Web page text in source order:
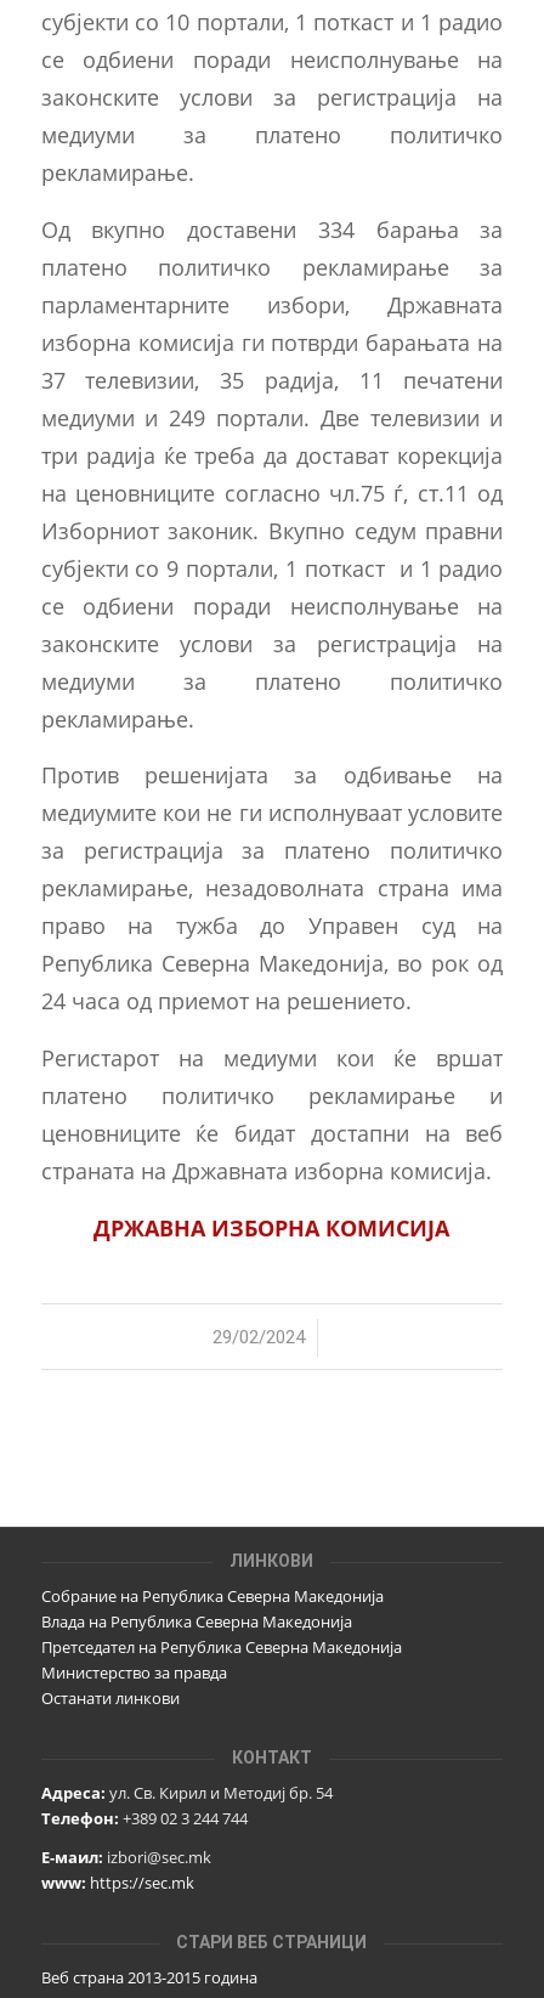
субјекти со 10 портали, 1 поткаст и 1 радио
се одбиени поради неисполнување на
законските услови за регистрација на
медиуми за платено политичко
рекламирање.
Од вкупно доставени 334 барања за
платено политичко рекламирање за
парламентарните избори, Државната
изборна комисија ги потврди барањата на
37 телевизии, 35 радија, 11 печатени
медиуми и 249 портали. Две телевизии и
три радија ќе треба да достават корекција
на ценовниците согласно чл.75 ѓ, ст.11 од
Изборниот законик. Вкупно седум правни
субјекти со 9 портали, 1 поткаст и 1 радио
се одбиени поради неисполнување на
законските услови за регистрација на
медиуми за платено политичко
рекламирање.
Против решенијата за одбивање на
медиумите кои не ги исполнуваат условите
за регистрација за платено политичко
рекламирање, незадоволната страна има
право на тужба до Управен суд на
Република Северна Македонија, во рок од
24 часа од приемот на решението.
Регистарот на медиуми кои ќе вршат
платено политичко рекламирање и
ценовниците ќе бидат достапни на веб
страната на Државната изборна комисија.
ДРЖАВНА ИЗБОРНА КОМИСИЈА
29/02/2024
/
ЛИНКОВИ
Собрание на Република Северна Македонија
Влада на Република Северна Македонија
Претседател на Република Северна Македонија
Министерство за правда
Останати линкови
КОНТАКТ
Адреса: ул. Св. Кирил и Методиј бр. 54
Телефон: +389 02 3 244 744
Е-маил: izbori@sec.mk
www: https://sec.mk
СТАРИ ВЕБ СТРАНИЦИ
Веб страна 2013-2015 година